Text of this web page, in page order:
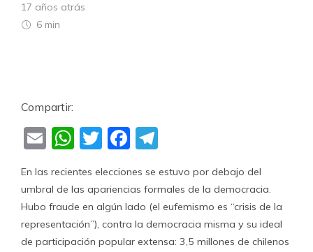
17 años atrás
6 min
Compartir:
EmailWhatsApp
TwitterFacebook
En las recientes elecciones se estuvo por debajo del
umbral de las apariencias formales de la democracia.
Hubo fraude en algún lado (el eufemismo es “crisis de la
representación”), contra la democracia misma y su ideal
de participación popular extensa: 3,5 millones de chilenos